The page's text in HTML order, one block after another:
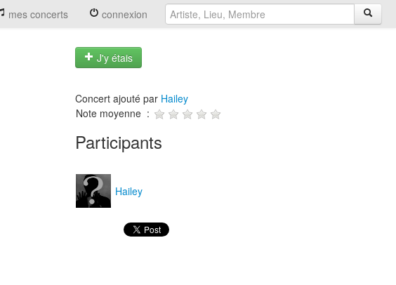
mes concerts connexion
J'y étais
Concert ajouté par Hailey
Note moyenne :
Participants
Hailey